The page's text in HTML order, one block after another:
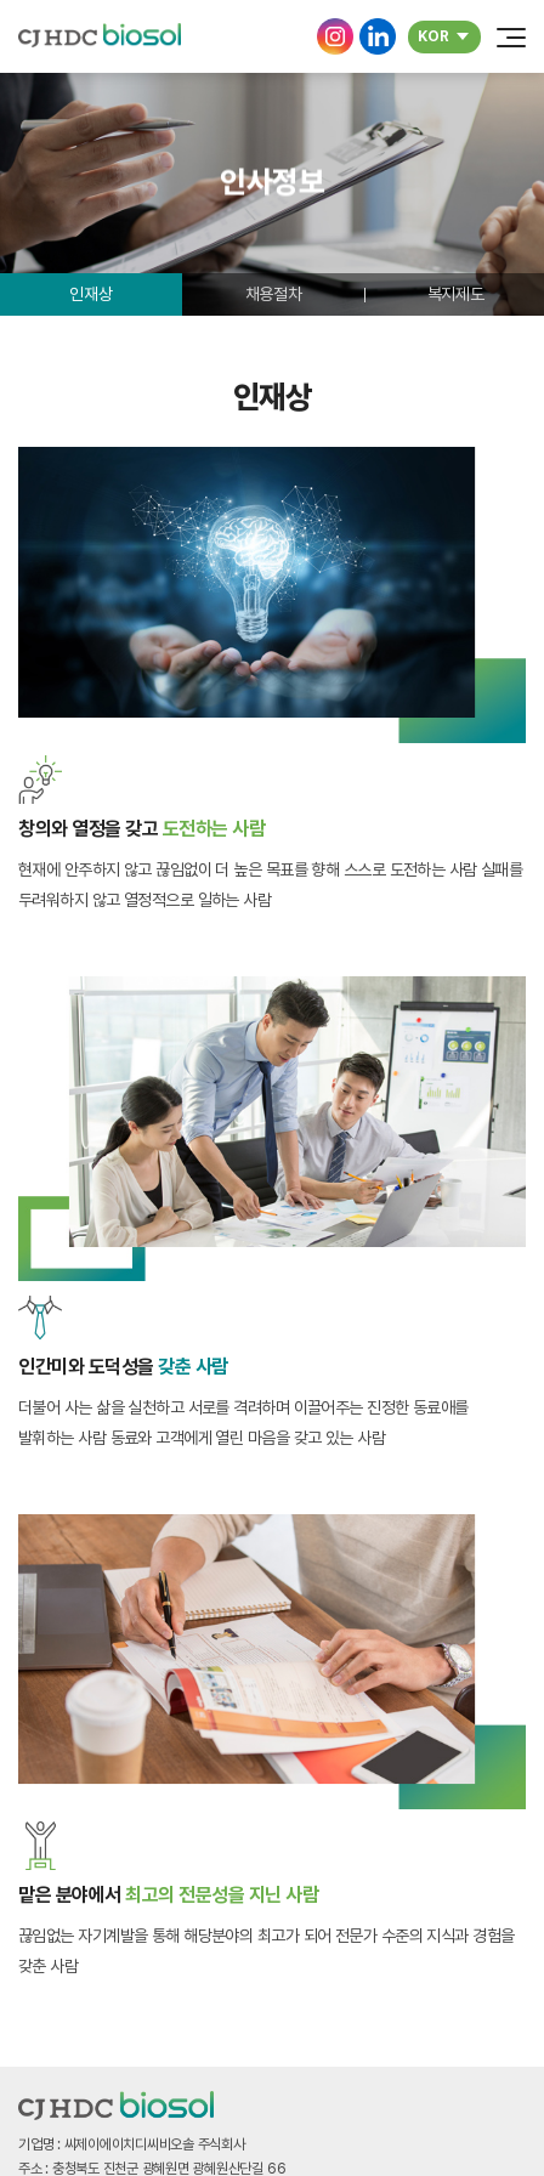
KOR
인사정보
인재상 채용절차 복지제도
인재상
창의와 열정을 갖고 도전하는 사람
현재에 안주하지 않고 끊임없이 더 높은 목표를 향해 스스로 도전하는 사람 실패를
두려워하지 않고 열정적으로 일하는 사람
인간미와 도덕성을갖춘 사람
더불어 사는 삶을 실천하고 서로를 격려하며 이끌어주는 진정한 동료애를
발휘하는 사람 동료와 고객에게 열린 마음을 갖고 있는 사람
맡은 분야에서최고의 전문성을 지닌 사람
끊임없는 자기계발을 통해 해당분야의 최고가 되어 전문가 수준의 지식과 경험을
갖춘 사람
기업명 : 씨제이에이치디씨비오솔 주식회사
주소 : 충청북도 진천군 광혜원면 광혜원산단길 66